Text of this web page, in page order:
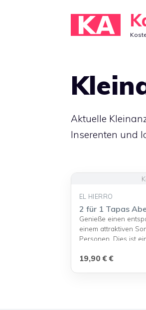
Aktuelle
Inserenten und
EL HIERRO
2 für 1 Tapas
Genieße einen
einem attraktiven
Personen. Dies ist
Beispielanzeige für
19,90 € €